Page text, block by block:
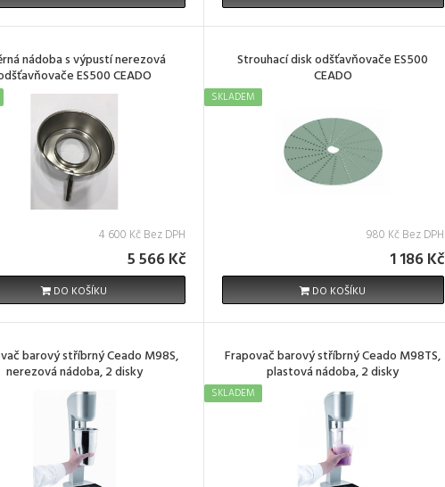
nádoba s výpustí nerezová
ES500 CEADO
4 600 Kč Bez DPH
5 566 Kč
DO KOŠÍKU
Strouhací disk odšťavňovače ES500
CEADO
SKLADEM
980 Kč Bez DPH
1 186 Kč
DO KOŠÍKU
barový stříbrný Ceado M98S,
nerezová nádoba, 2 disky
Frapovač barový stříbrný Ceado M98TS,
plastová nádoba, 2 disky
SKLADEM